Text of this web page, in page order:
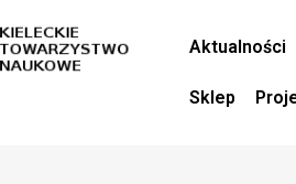
Aktualności
Sklep
e
e